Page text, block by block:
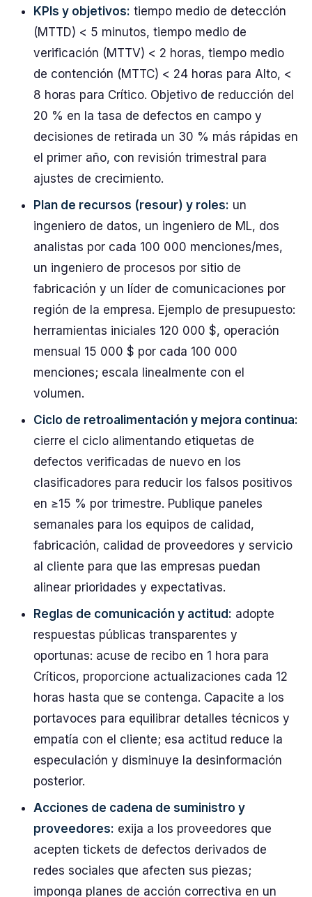
KPIs y objetivos: tiempo medio de detección
(MTTD) < 5 minutos, tiempo medio de
verificación (MTTV) < 2 horas, tiempo medio
de contención (MTTC) < 24 horas para Alto, <
8 horas para Crítico. Objetivo de reducción del
20 % en la tasa de defectos en campo y
decisiones de retirada un 30 % más rápidas en
el primer año, con revisión trimestral para
ajustes de crecimiento.
Plan de recursos (resour) y roles: un
ingeniero de datos, un ingeniero de ML, dos
analistas por cada 100 000 menciones/mes,
un ingeniero de procesos por sitio de
fabricación y un líder de comunicaciones por
región de la empresa. Ejemplo de presupuesto:
herramientas iniciales 120 000 $, operación
mensual 15 000 $ por cada 100 000
menciones; escala linealmente con el
volumen.
Ciclo de retroalimentación y mejora continua:
cierre el ciclo alimentando etiquetas de
defectos verificadas de nuevo en los
clasificadores para reducir los falsos positivos
en ≥15 % por trimestre. Publique paneles
semanales para los equipos de calidad,
fabricación, calidad de proveedores y servicio
al cliente para que las empresas puedan
alinear prioridades y expectativas.
Reglas de comunicación y actitud: adopte
respuestas públicas transparentes y
oportunas: acuse de recibo en 1 hora para
Críticos, proporcione actualizaciones cada 12
horas hasta que se contenga. Capacite a los
portavoces para equilibrar detalles técnicos y
empatía con el cliente; esa actitud reduce la
especulación y disminuye la desinformación
posterior.
Acciones de cadena de suministro y
proveedores: exija a los proveedores que
acepten tickets de defectos derivados de
redes sociales que afecten sus piezas;
imponga planes de acción correctiva en un